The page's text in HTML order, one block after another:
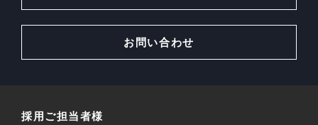
お問い合わせ
採用ご担当者様